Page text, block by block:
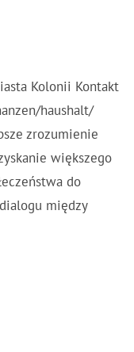
Kolonii Kontakt
haushalt/
zrozumienie
większego
do
między